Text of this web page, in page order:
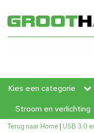
Kies een categorie
Stroom en verlichting
Terug naar Home | USB 3.0